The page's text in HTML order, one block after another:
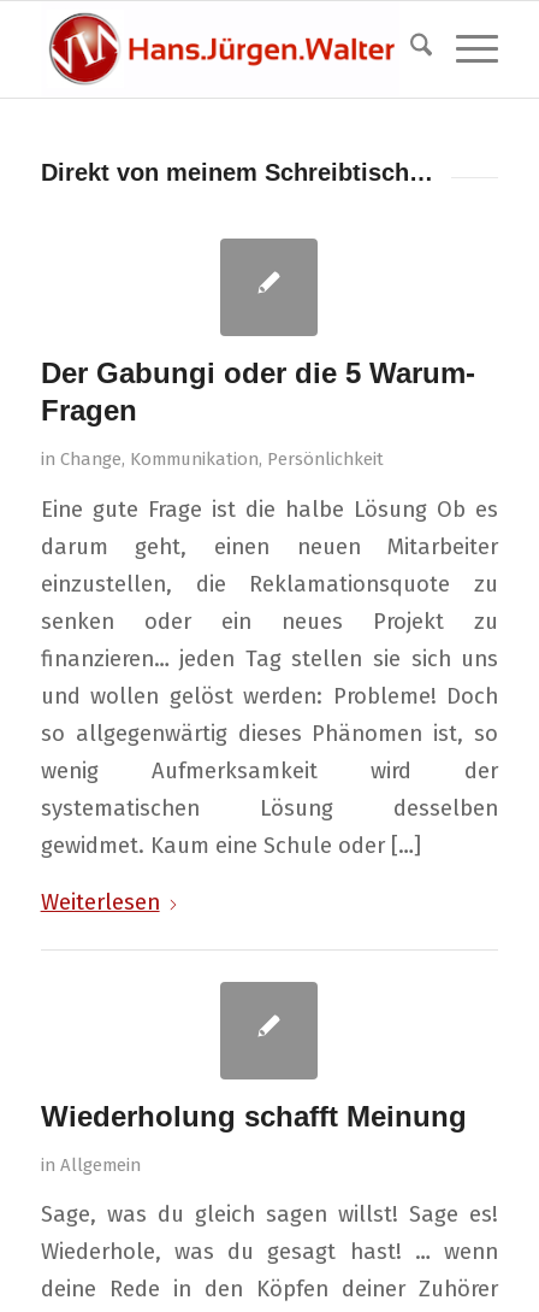
Direkt von meinem Schreibtisch…
Der Gabungi oder die 5 Warum-
Fragen
in Change, Kommunikation, Persönlichkeit
Eine gute Frage ist die halbe Lösung Ob es
darum geht, einen neuen Mitarbeiter
einzustellen, die Reklamationsquote zu
senken oder ein neues Projekt zu
finanzieren… jeden Tag stellen sie sich uns
und wollen gelöst werden: Probleme! Doch
so allgegenwärtig dieses Phänomen ist, so
wenig Aufmerksamkeit wird der
systematischen Lösung desselben
gewidmet. Kaum eine Schule oder […]
Weiterlesen
Wiederholung schafft Meinung
in Allgemein
Sage, was du gleich sagen willst! Sage es!
Wiederhole, was du gesagt hast! … wenn
deine Rede in den Köpfen deiner Zuhörer